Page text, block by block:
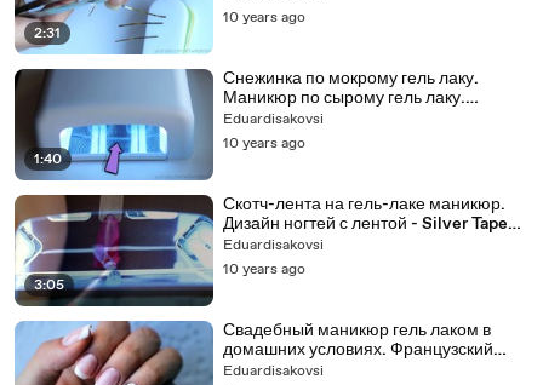
2:31
10 years ago
1:40
Снежинка по мокрому гель лаку.
Маникюр по сырому гель лаку.
Витражный гель дизайн
Eduardisakovsi
10 years ago
3:05
Скотч-лента на гель-лаке маникюр.
Дизайн ногтей с лентой - Silver Tape
Nail Art
Eduardisakovsi
10 years ago
Свадебный маникюр гель лаком в
домашних условиях. Французский
маникюр - Wedding Nail Art
Eduardisakovsi